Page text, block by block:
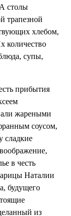
столы
трапезной
хлебом,
количество
супы,
прибытия
жареными
соусом,
сладкие
в честь
Наталии
будущего
из